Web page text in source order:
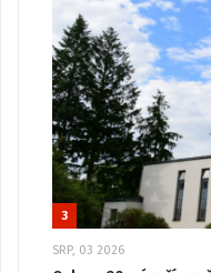
3
SRP, 03 2026